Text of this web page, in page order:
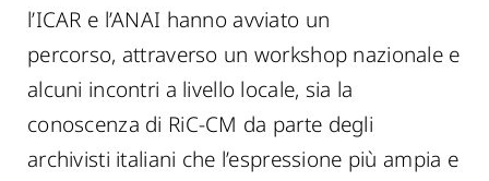
l’ICAR e l’ANAI hanno avviato un
percorso, attraverso un workshop nazionale e
alcuni incontri a livello locale, sia la
conoscenza di RiC-CM da parte degli
archivisti italiani che l’espressione più ampia e